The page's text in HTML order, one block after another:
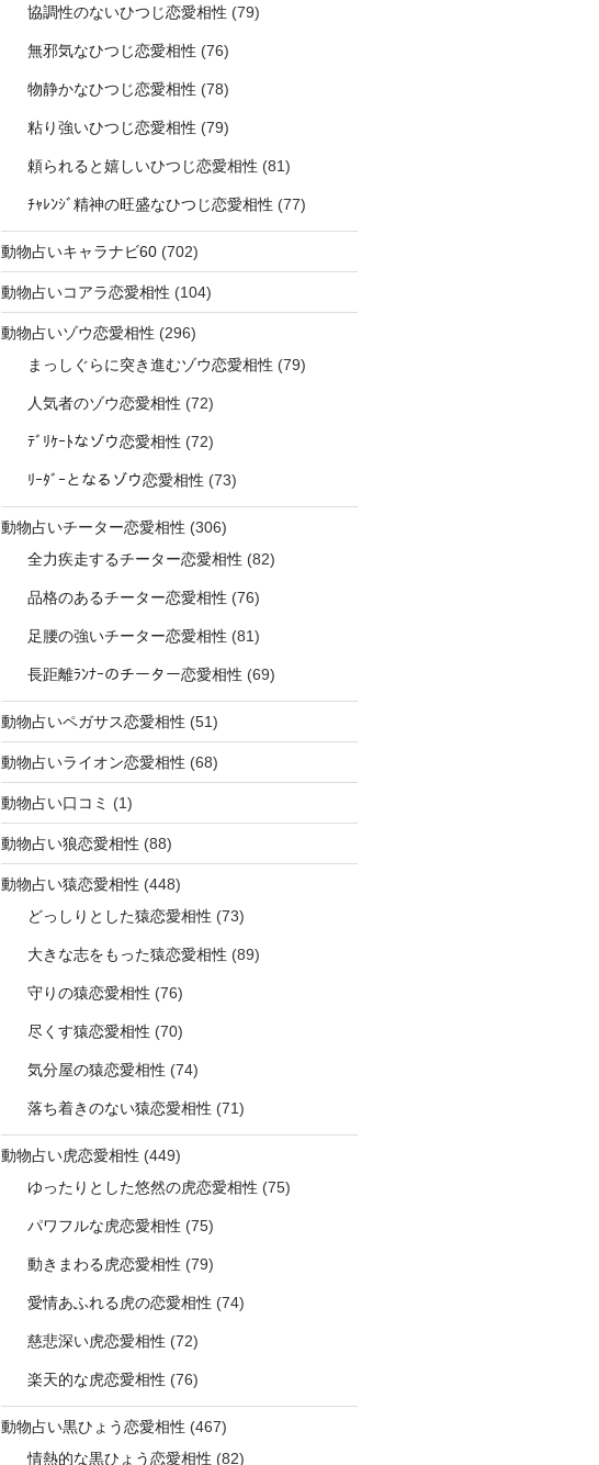
協調性のないひつじ恋愛相性 (79)
無邪気なひつじ恋愛相性 (76)
物静かなひつじ恋愛相性 (78)
粘り強いひつじ恋愛相性 (79)
頼られると嬉しいひつじ恋愛相性 (81)
ﾁｬﾚﾝｼﾞ精神の旺盛なひつじ恋愛相性 (77)
動物占いキャラナビ60(702)
動物占いコアラ恋愛相性 (104)
動物占いゾウ恋愛相性 (296)
まっしぐらに突き進むゾウ恋愛相性 (79)
人気者のゾウ恋愛相性 (72)
ﾃﾞﾘｹｰﾄなゾウ恋愛相性 (72)
ﾘｰﾀﾞｰとなるゾウ恋愛相性 (73)
動物占いチーター恋愛相性 (306)
全力疾走するチーター恋愛相性 (82)
品格のあるチーター恋愛相性 (76)
足腰の強いチーター恋愛相性 (81)
長距離ﾗﾝﾅｰのチーター恋愛相性 (69)
動物占いペガサス恋愛相性 (51)
動物占いライオン恋愛相性 (68)
動物占い口コミ (1)
動物占い狼恋愛相性 (88)
動物占い猿恋愛相性 (448)
どっしりとした猿恋愛相性 (73)
大きな志をもった猿恋愛相性 (89)
守りの猿恋愛相性 (76)
尽くす猿恋愛相性 (70)
気分屋の猿恋愛相性 (74)
落ち着きのない猿恋愛相性 (71)
動物占い虎恋愛相性 (449)
ゆったりとした悠然の虎恋愛相性 (75)
パワフルな虎恋愛相性 (75)
動きまわる虎恋愛相性 (79)
愛情あふれる虎の恋愛相性 (74)
慈悲深い虎恋愛相性 (72)
楽天的な虎恋愛相性 (76)
動物占い黒ひょう恋愛相性 (467)
情熱的な黒ひょう恋愛相性 (82)